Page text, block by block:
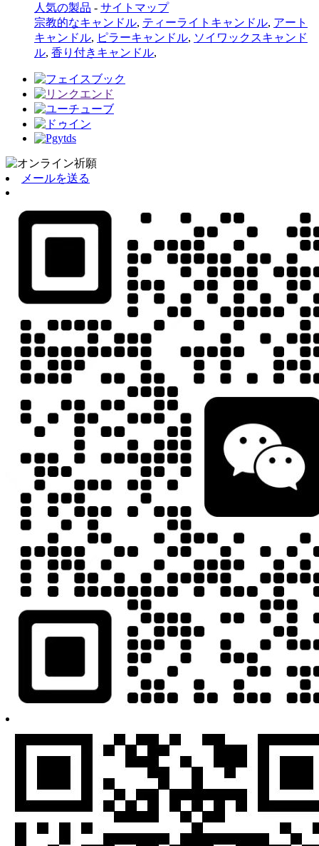
人気の製品 - サイトマップ
宗教的なキャンドル, ティーライトキャンドル, アート
キャンドル, ピラーキャンドル, ソイワックスキャンド
ル, 香り付きキャンドル,
メールを送る